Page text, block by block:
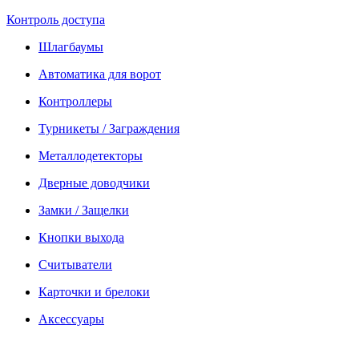
Контроль доступа
Шлагбаумы
Автоматика для ворот
Контроллеры
Турникеты / Заграждения
Металлодетекторы
Дверные доводчики
Замки / Защелки
Кнопки выхода
Считыватели
Карточки и брелоки
Аксессуары